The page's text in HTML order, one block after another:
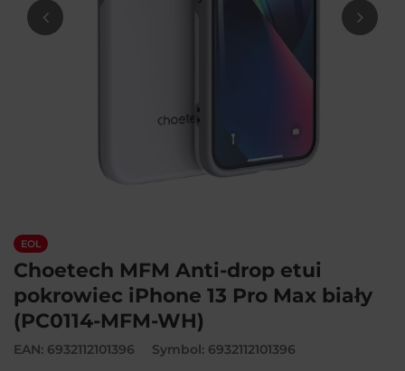
EOL
Choetech MFM Anti-drop etui
pokrowiec iPhone 13 Pro Max biały
(PC0114-MFM-WH)
EAN: 6932112101396 Symbol: 6932112101396